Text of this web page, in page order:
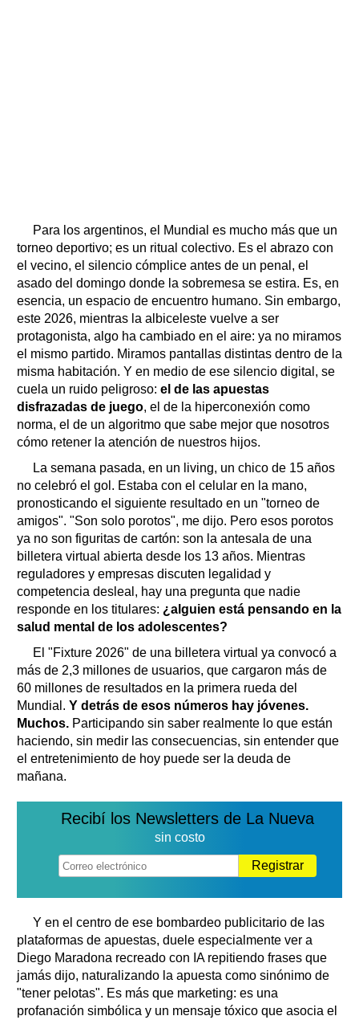
Para los argentinos, el Mundial es mucho más que un
torneo deportivo; es un ritual colectivo. Es el abrazo con
el vecino, el silencio cómplice antes de un penal, el
asado del domingo donde la sobremesa se estira. Es, en
esencia, un espacio de encuentro humano. Sin embargo,
este 2026, mientras la albiceleste vuelve a ser
protagonista, algo ha cambiado en el aire: ya no miramos
el mismo partido. Miramos pantallas distintas dentro de la
misma habitación. Y en medio de ese silencio digital, se
cuela un ruido peligroso: el de las apuestas
disfrazadas de juego, el de la hiperconexión como
norma, el de un algoritmo que sabe mejor que nosotros
cómo retener la atención de nuestros hijos.
La semana pasada, en un living, un chico de 15 años
no celebró el gol. Estaba con el celular en la mano,
pronosticando el siguiente resultado en un "torneo de
amigos". "Son solo porotos", me dijo. Pero esos porotos
ya no son figuritas de cartón: son la antesala de una
billetera virtual abierta desde los 13 años. Mientras
reguladores y empresas discuten legalidad y
competencia desleal, hay una pregunta que nadie
responde en los titulares: ¿alguien está pensando en la
salud mental de los adolescentes?
El "Fixture 2026" de una billetera virtual ya convocó a
más de 2,3 millones de usuarios, que cargaron más de
60 millones de resultados en la primera rueda del
Mundial. Y detrás de esos números hay jóvenes.
Muchos. Participando sin saber realmente lo que están
haciendo, sin medir las consecuencias, sin entender que
el entretenimiento de hoy puede ser la deuda de
mañana.
Recibí los Newsletters de La Nueva
sin costo
Registrar
Y en el centro de ese bombardeo publicitario de las
plataformas de apuestas, duele especialmente ver a
Diego Maradona recreado con IA repitiendo frases que
jamás dijo, naturalizando la apuesta como sinónimo de
"tener pelotas". Es más que marketing: es una
profanación simbólica y un mensaje tóxico que asocia el